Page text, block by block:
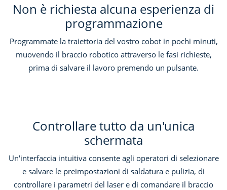
Non è richiesta alcuna esperienza di
programmazione
Programmate la traiettoria del vostro cobot in pochi minuti,
muovendo il braccio robotico attraverso le fasi richieste,
prima di salvare il lavoro premendo un pulsante.
Controllare tutto da un'unica
schermata
Un'interfaccia intuitiva consente agli operatori di selezionare
e salvare le preimpostazioni di saldatura e pulizia, di
controllare i parametri del laser e di comandare il braccio